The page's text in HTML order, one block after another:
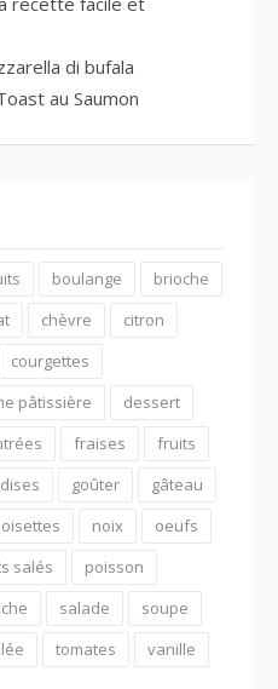
di bufala
au Saumon
boulange
brioche
chèvre
citron
courgettes
pâtissière
dessert
fraises
fruits
goûter
gâteau
noix
oeufs
salés
poisson
salade
soupe
tomates
vanille